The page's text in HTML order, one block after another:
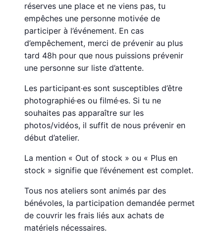
réserves une place et ne viens pas, tu
empêches une personne motivée de
participer à l’événement. En cas
d’empêchement, merci de prévenir au plus
tard 48h pour que nous puissions prévenir
une personne sur liste d’attente.
Les participant·es sont susceptibles d’être
photographié·es ou filmé·es. Si tu ne
souhaites pas apparaître sur les
photos/vidéos, il suffit de nous prévenir en
début d’atelier.
La mention « Out of stock » ou « Plus en
stock » signifie que l’événement est complet.
Tous nos ateliers sont animés par des
bénévoles, la participation demandée permet
de couvrir les frais liés aux achats de
matériels nécessaires.